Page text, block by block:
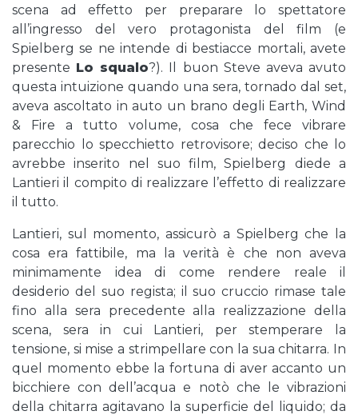
scena ad effetto per preparare lo spettatore
all’ingresso del vero protagonista del film (e
Spielberg se ne intende di bestiacce mortali, avete
presente Lo squalo?). Il buon Steve aveva avuto
questa intuizione quando una sera, tornado dal set,
aveva ascoltato in auto un brano degli Earth, Wind
& Fire a tutto volume, cosa che fece vibrare
parecchio lo specchietto retrovisore; deciso che lo
avrebbe inserito nel suo film, Spielberg diede a
Lantieri il compito di realizzare l’effetto di realizzare
il tutto.
Lantieri, sul momento, assicurò a Spielberg che la
cosa era fattibile, ma la verità è che non aveva
minimamente idea di come rendere reale il
desiderio del suo regista; il suo cruccio rimase tale
fino alla sera precedente alla realizzazione della
scena, sera in cui Lantieri, per stemperare la
tensione, si mise a strimpellare con la sua chitarra. In
quel momento ebbe la fortuna di aver accanto un
bicchiere con dell’acqua e notò che le vibrazioni
della chitarra agitavano la superficie del liquido; da